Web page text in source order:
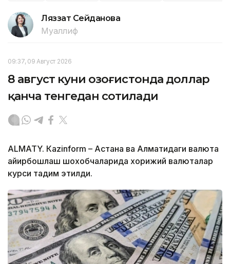
Ляззат Сейданова
Муаллиф
09:37, 09 Август 2026
8 август куни Қозоғистонда доллар
қанча тенгедан сотилади
ALMATY. Кazinform – Астана ва Алматидаги валюта
айирбошлаш шохобчаларида хорижий валюталар
курси тақдим этилди.